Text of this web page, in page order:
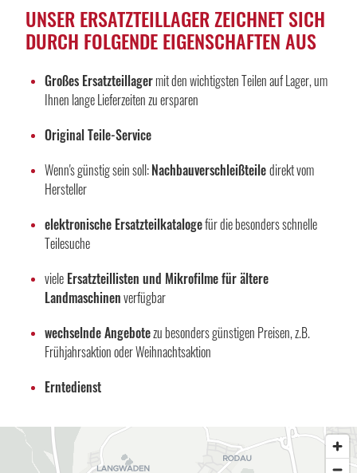
UNSER ERSATZTEILLAGER ZEICHNET SICH
DURCH FOLGENDE EIGENSCHAFTEN AUS
Großes Ersatzteillagermit den wichtigsten Teilen auf Lager, um
Ihnen lange Lieferzeiten zu ersparen
Original Teile-Service
Wenn's günstig sein soll:Nachbauverschleißteiledirekt vom
Hersteller
elektronische Ersatzteilkatalogefür die besonders schnelle
Teilesuche
viele Ersatzteillisten und Mikrofilme für ältere
Landmaschinenverfügbar
wechselnde Angebotezu besonders günstigen Preisen, z.B.
Frühjahrsaktion oder Weihnachtsaktion
Erntedienst